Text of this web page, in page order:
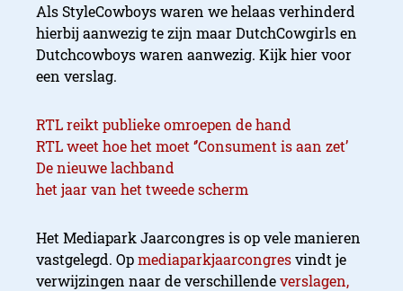
Als StyleCowboys waren we helaas verhinderd
hierbij aanwezig te zijn maar DutchCowgirls en
Dutchcowboys waren aanwezig. Kijk hier voor
een verslag.
RTL reikt publieke omroepen de hand
RTL weet hoe het moet ‘’Consument is aan zet’
De nieuwe lachband
het jaar van het tweede scherm
Het Mediapark Jaarcongres is op vele manieren
vastgelegd. Opmediaparkjaarcongresvindt je
verwijzingen naar de verschillendeverslagen,